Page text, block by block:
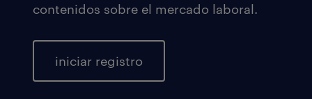
contenidos sobre el mercado laboral.
iniciar registro